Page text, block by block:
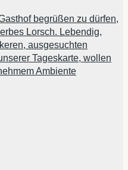
begrüßen zu dürfen,
Lorsch. Lebendig,
ausgesuchten
Tageskarte, wollen
Ambiente